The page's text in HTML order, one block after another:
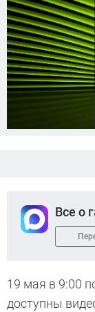
Все о
19 мая в 9:00
доступны